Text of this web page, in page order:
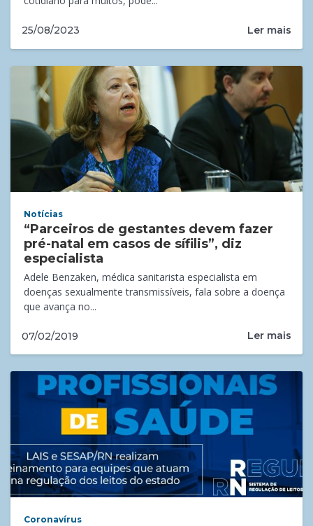
25/08/2023 Ler mais
Notícias
“Parceiros de gestantes devem fazer
pré-natal em casos de sífilis”, diz
especialista
Adele Benzaken, médica sanitarista especialista em
doenças sexualmente transmissíveis, fala sobre a doença
que avança no...
07/02/2019 Ler mais
Coronavírus